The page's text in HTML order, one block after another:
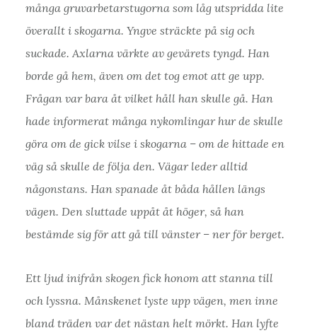
många gruvarbetarstugorna som låg utspridda lite
överallt i skogarna. Yngve sträckte på sig och
suckade. Axlarna värkte av gevärets tyngd. Han
borde gå hem, även om det tog emot att ge upp.
Frågan var bara åt vilket håll han skulle gå. Han
hade informerat många nykomlingar hur de skulle
göra om de gick vilse i skogarna – om de hittade en
väg så skulle de följa den. Vägar leder alltid
någonstans. Han spanade åt båda hållen längs
vägen. Den sluttade uppåt åt höger, så han
bestämde sig för att gå till vänster – ner för berget.
Ett ljud inifrån skogen fick honom att stanna till
och lyssna. Månskenet lyste upp vägen, men inne
bland träden var det nästan helt mörkt. Han lyfte